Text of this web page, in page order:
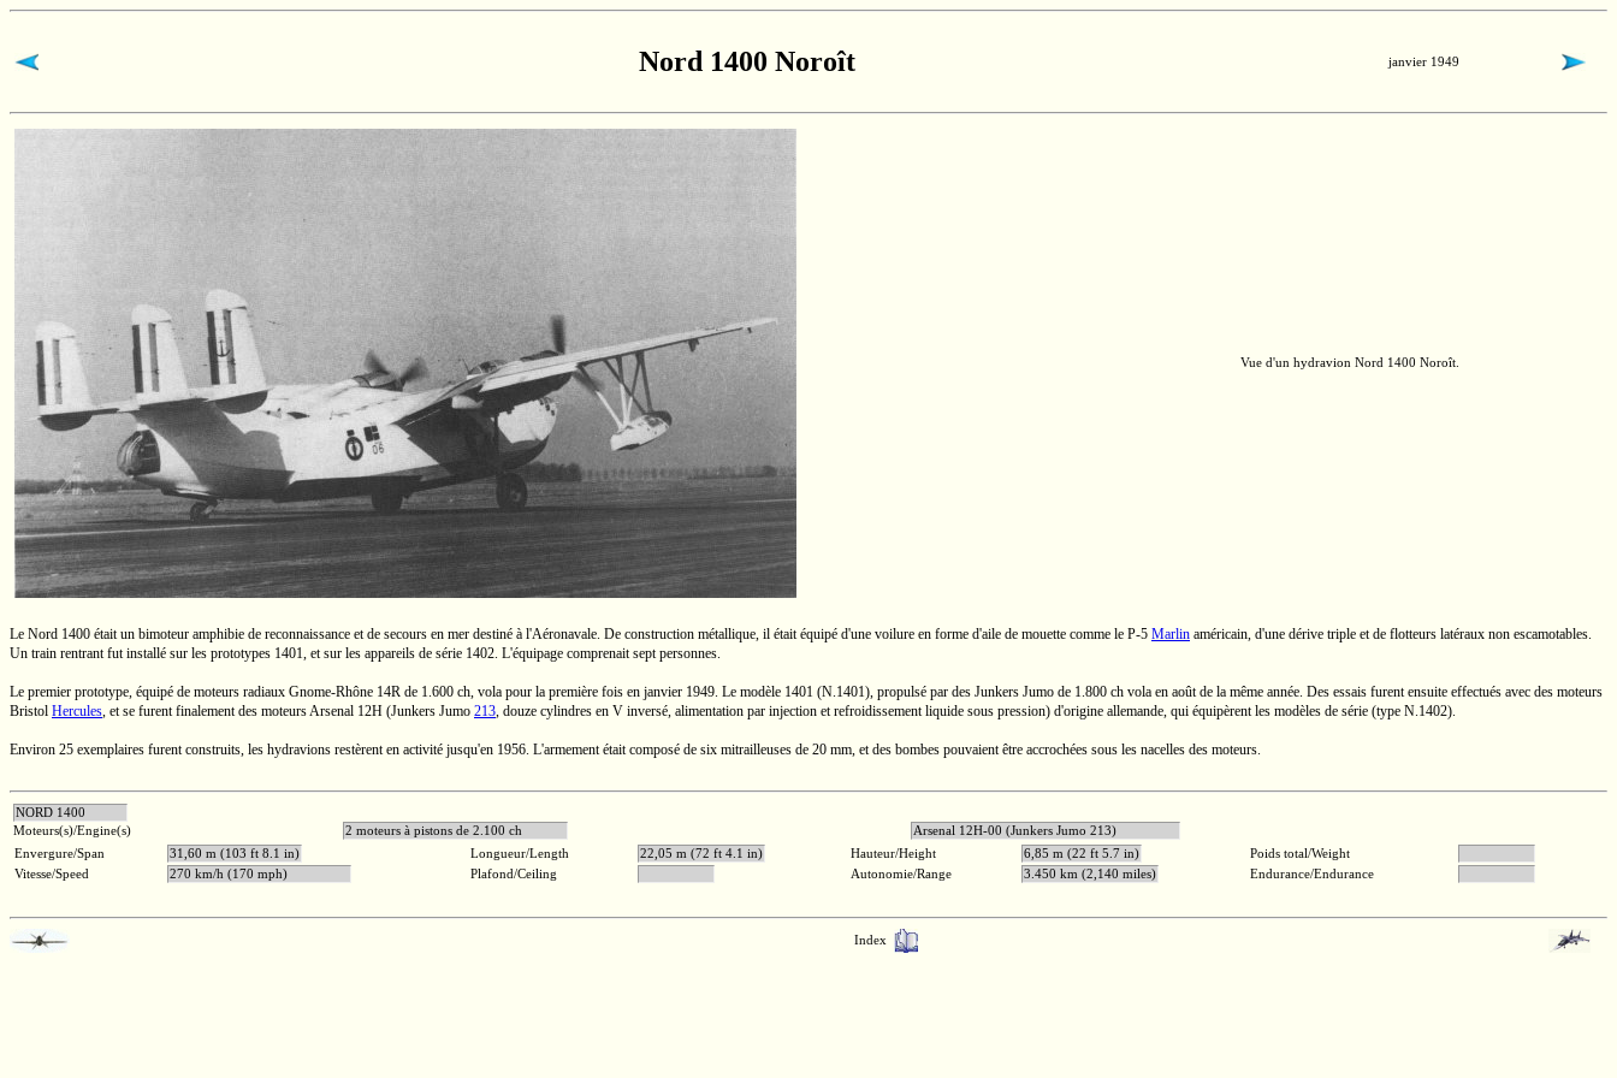
Nord 1400 Noroît janvier 1949
Vue d'un hydravion Nord 1400 Noroît.
Le Nord 1400 était un bimoteur amphibie de reconnaissance et de secours en mer destiné à l'Aéronavale. De construction métallique, il était équipé d'une voilure en forme d'aile de mouette comme le P-5 Marlin américain, d'une dérive triple et de flotteurs latéraux non escamotables.
Un train rentrant fut installé sur les prototypes 1401, et sur les appareils de série 1402. L'équipage comprenait sept personnes.
Le premier prototype, équipé de moteurs radiaux Gnome-Rhône 14R de 1.600 ch, vola pour la première fois en janvier 1949. Le modèle 1401 (N.1401), propulsé par des Junkers Jumo de 1.800 ch vola en août de la même année. Des essais furent ensuite effectués avec des moteurs
Bristol Hercules, et se furent finalement des moteursArsenal 12H (Junkers Jumo 213, douze cylindres en V inversé, alimentation par injection et refroidissement liquide sous pression) d'origine allemande, qui équipèrent les modèles de série (type N.1402).
Environ 25 exemplaires furent construits, les hydravions restèrent en activité jusqu'en 1956. L'armement était composé de six mitrailleuses de 20 mm, et des bombes pouvaient être accrochées sous les nacelles des moteurs.
NORD 1400
Moteurs(s)/Engine(s)
2 moteurs à pistons de 2.100 ch
Arsenal 12H-00 (Junkers Jumo 213)
Envergure/Span
31,60 m (103 ft 8.1 in) Longueur/Length 22,05 m (72 ft 4.1 in) Hauteur/Height 6,85 m (22 ft 5.7 in)
Poids total/Weight
Vitesse/Speed
270 km/h (170 mph) Plafond/Ceiling Autonomie/Range 3.450 km (2,140 miles) Endurance/Endurance
Index